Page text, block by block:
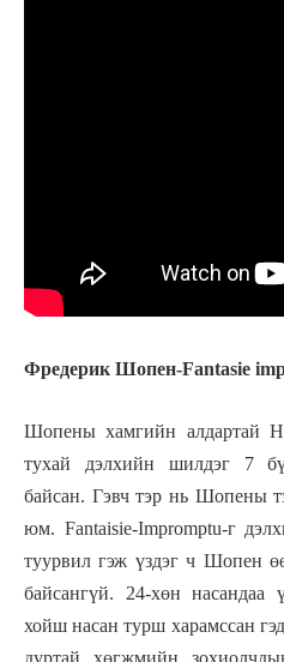
Фредерик Шопен-Fantasie
Шопены хамгийн алдартай
тухай дэлхийн шилдэг 7
байсан. Гэвч тэр нь Шопены
юм. Fantaisie-Impromptu-г
туурвил гэж үздэг ч Шопен
байсангүй. 24-хөн насандаа
хойш насан турш харамссан
дуртай хөгжмийн